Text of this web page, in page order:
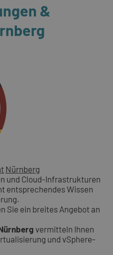
&
Nürnberg
und Cloud-Infrastrukturen
entsprechendes Wissen
Sie ein breites Angebot an
vermitteln Ihnen
und vSphere-